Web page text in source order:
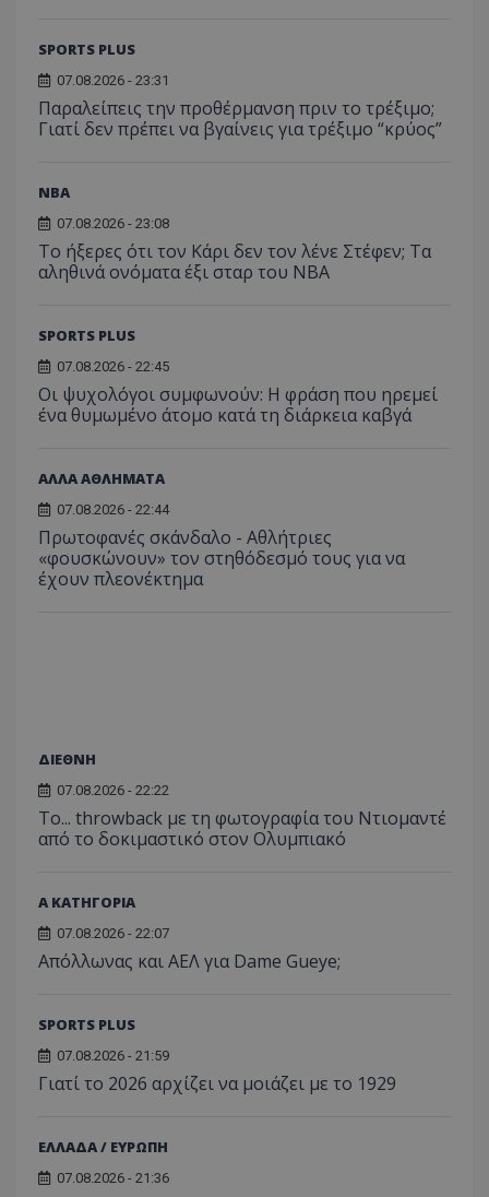
SPORTS PLUS
07.08.2026 - 23:31
Παραλείπεις την προθέρμανση πριν το τρέξιμο;
Γιατί δεν πρέπει να βγαίνεις για τρέξιμο “κρύος”
NBA
07.08.2026 - 23:08
Το ήξερες ότι τον Κάρι δεν τον λένε Στέφεν; Τα
αληθινά ονόματα έξι σταρ του NBA
SPORTS PLUS
07.08.2026 - 22:45
Οι ψυχολόγοι συμφωνούν: Η φράση που ηρεμεί
ένα θυμωμένο άτομο κατά τη διάρκεια καβγά
ΑΛΛΑ ΑΘΛΗΜΑΤΑ
07.08.2026 - 22:44
Πρωτοφανές σκάνδαλο - Aθλήτριες
«φουσκώνουν» τον στηθόδεσμό τους για να
έχουν πλεονέκτημα
ΔΙΕΘΝΗ
07.08.2026 - 22:22
Το... throwback με τη φωτογραφία του Ντιομαντέ
από το δοκιμαστικό στον Ολυμπιακό
Α ΚΑΤΗΓΟΡΙΑ
07.08.2026 - 22:07
Απόλλωνας και ΑΕΛ για Dame Gueye;
SPORTS PLUS
07.08.2026 - 21:59
Γιατί το 2026 αρχίζει να μοιάζει με το 1929
ΕΛΛΑΔΑ / ΕΥΡΩΠΗ
07.08.2026 - 21:36